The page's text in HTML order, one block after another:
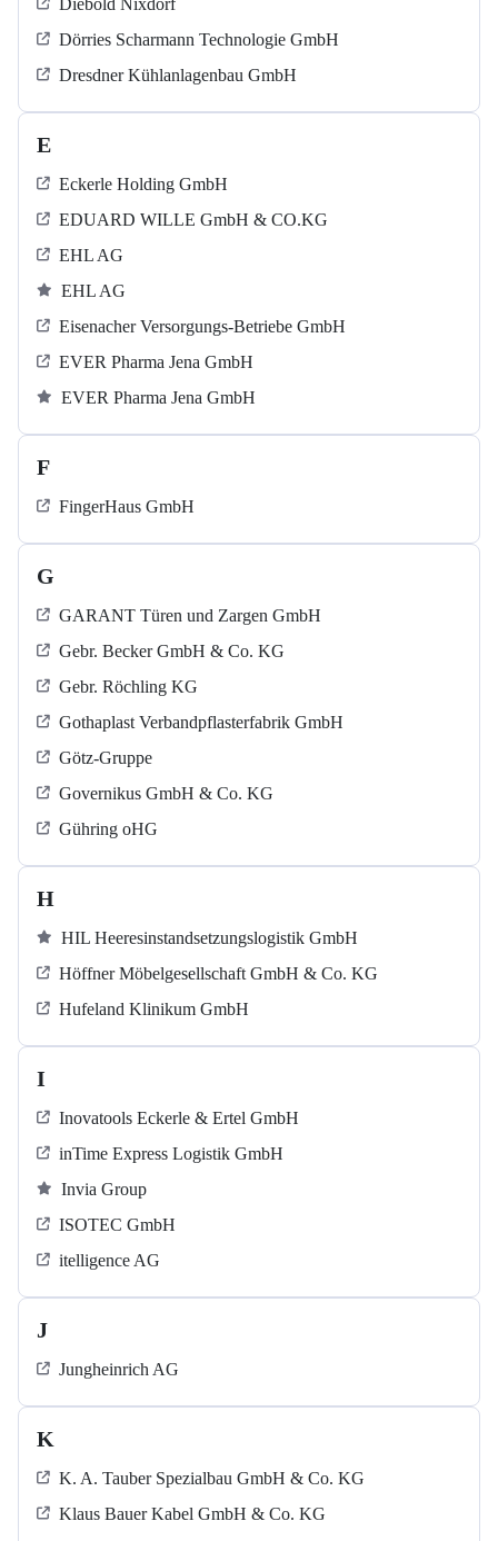
Diebold Nixdorf
Dörries Scharmann Technologie GmbH
Dresdner Kühlanlagenbau GmbH
E
Eckerle Holding GmbH
EDUARD WILLE GmbH & CO.KG
EHL AG
EHL AG
Eisenacher Versorgungs-Betriebe GmbH
EVER Pharma Jena GmbH
EVER Pharma Jena GmbH
F
FingerHaus GmbH
G
GARANT Türen und Zargen GmbH
Gebr. Becker GmbH & Co. KG
Gebr. Röchling KG
Gothaplast Verbandpflasterfabrik GmbH
Götz-Gruppe
Governikus GmbH & Co. KG
Gühring oHG
H
HIL Heeresinstandsetzungslogistik GmbH
Höffner Möbelgesellschaft GmbH & Co. KG
Hufeland Klinikum GmbH
I
Inovatools Eckerle & Ertel GmbH
inTime Express Logistik GmbH
Invia Group
ISOTEC GmbH
itelligence AG
J
Jungheinrich AG
K
K. A. Tauber Spezialbau GmbH & Co. KG
Klaus Bauer Kabel GmbH & Co. KG